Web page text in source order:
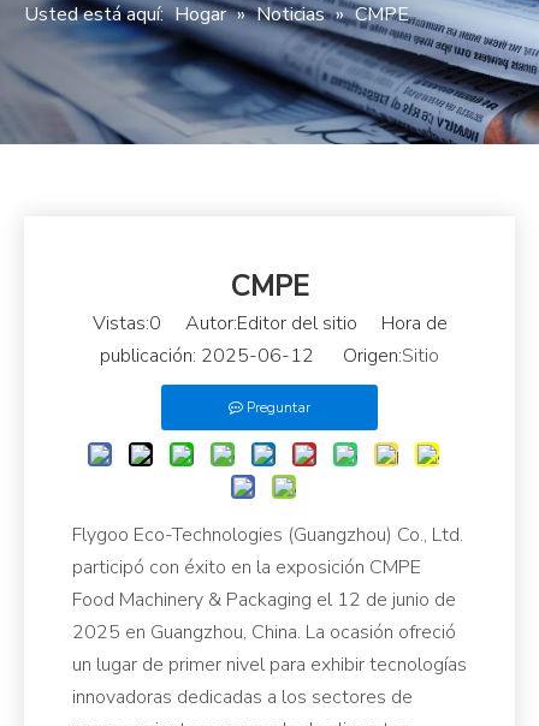
Usted está aquí: Hogar » Noticias » CMPE
CMPE
Vistas:0 Autor:Editor del sitio Hora de
publicación: 2025-06-12 Origen:Sitio
Preguntar
Flygoo Eco-Technologies (Guangzhou) Co., Ltd.
participó con éxito en la exposición CMPE
Food Machinery & Packaging el 12 de junio de
2025 en Guangzhou, China. La ocasión ofreció
un lugar de primer nivel para exhibir tecnologías
innovadoras dedicadas a los sectores de